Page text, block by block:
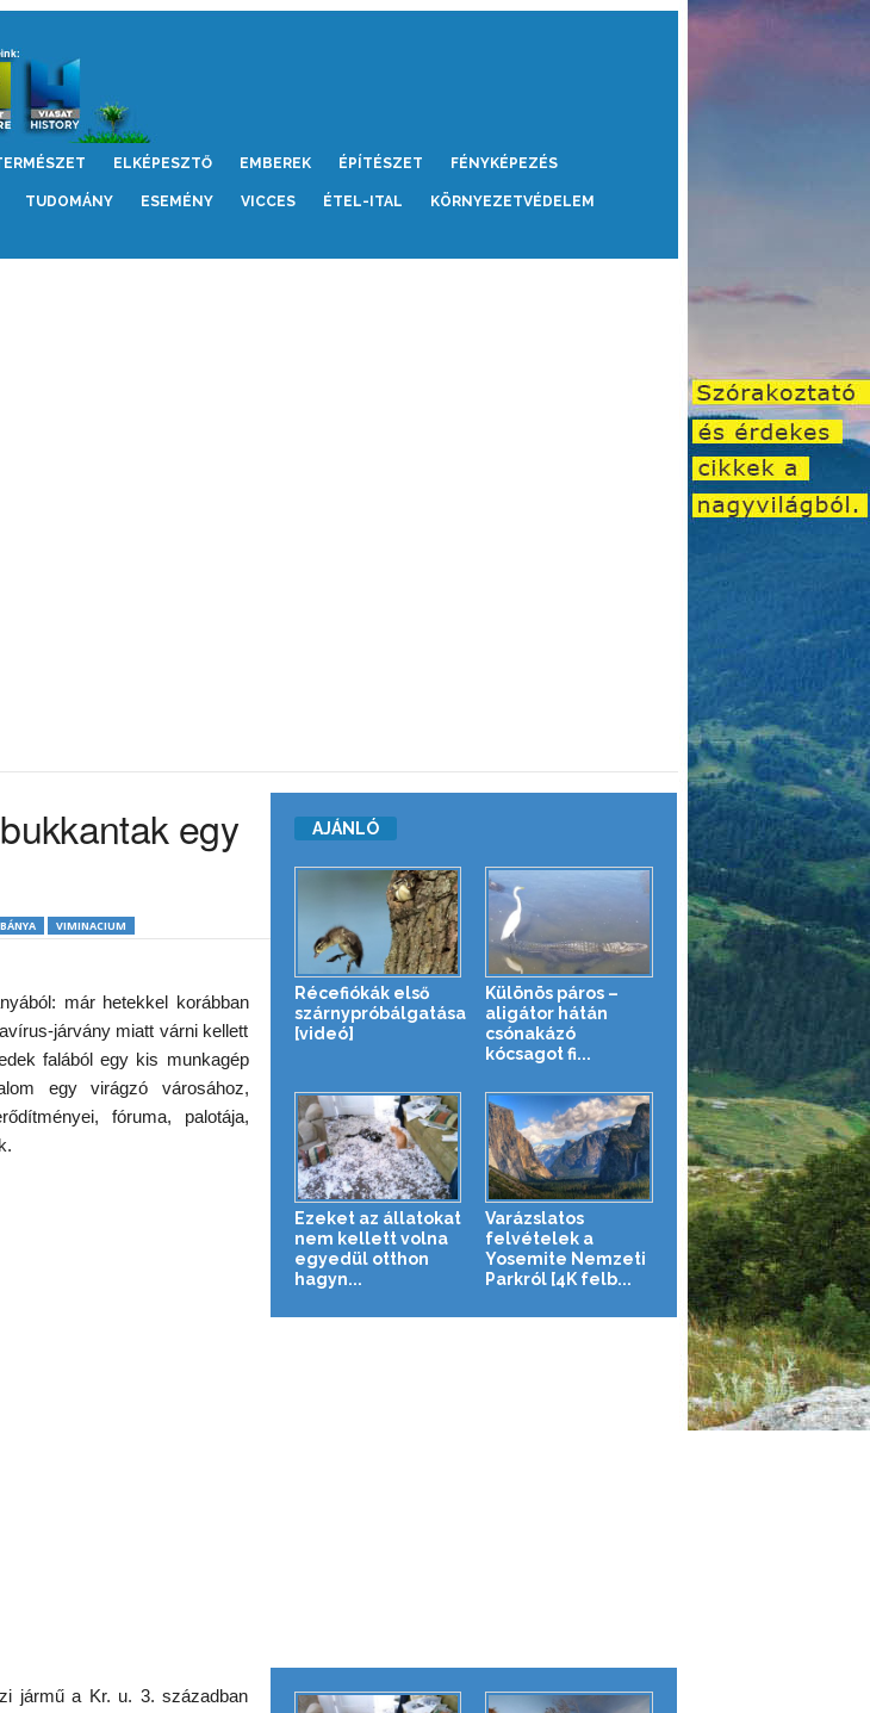
ELKÉPESZTŐ EMBEREK ÉPÍTÉSZET FÉNYKÉPEZÉS
TUDOMÁNY ESEMÉNY VICCES ÉTEL-ITAL KÖRNYEZETVÉDELEM
egy
VIMINACIUM
már hetekkel korábban
járvány miatt várni kellett
falából egy kis munkagép
egy virágzó városához,
fóruma, palotája,
jármű a Kr. u. 3. században
AJÁNLÓ
Récefiókák első
szárnypróbálgatása
[videó]
Különös páros –
aligátor hátán
csónakázó
kócsagot fi...
Ezeket az állatokat
nem kellett volna
egyedül otthon
hagyn...
Varázslatos
felvételek a
Yosemite Nemzeti
Parkról [4K felb...